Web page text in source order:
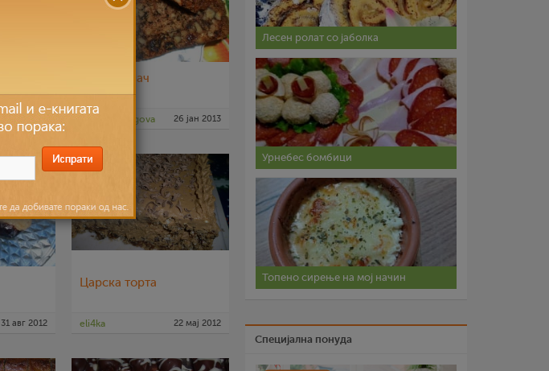
29 мар 2013
Руски колач
Daniela Dzogova 26 јан 2013
31 авг 2012
Царска торта
eli4ka 22 мај 2012
Лесен ролат со јаболка
Урнебес бомбици
Топено сирење на мој начин
Специјална понуда